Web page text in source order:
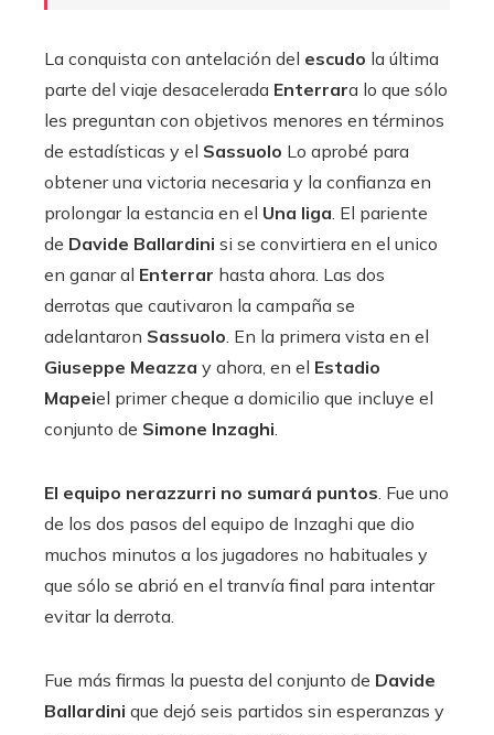
La conquista con antelación del escudo la última
parte del viaje desacelerada Enterrara lo que sólo
les preguntan con objetivos menores en términos
de estadísticas y el Sassuolo Lo aprobé para
obtener una victoria necesaria y la confianza en
prolongar la estancia en el Una liga . El pariente
de Davide Ballardini si se convirtiera en el unico
en ganar al Enterrar hasta ahora. Las dos
derrotas que cautivaron la campaña se
adelantaron Sassuolo . En la primera vista en el
Giuseppe Meazza y ahora, en el Estadio
Mapeiel primer cheque a domicilio que incluye el
conjunto de Simone Inzaghi
El equipo nerazzurri no sumará puntos . Fue uno
de los dos pasos del equipo de Inzaghi que dio
muchos minutos a los jugadores no habituales y
que sólo se abrió en el tranvía final para intentar
evitar la derrota.
Fue más firmas la puesta del conjunto de Davide
Ballardini que dejó seis partidos sin esperanzas y